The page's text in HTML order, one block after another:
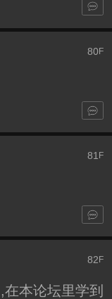
80F
81 F
82F
本论坛里学到